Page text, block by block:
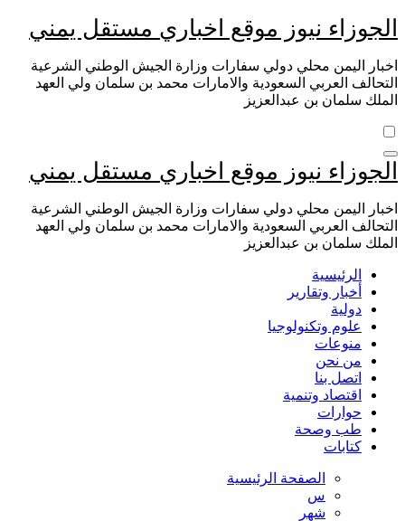
التجاوز
إلى
المحتوى
الجوزاء نيوز موقع اخباري مستقل يمني
اخبار اليمن محلي دولي سفارات وزارة الجيش الوطني الشرعية
التحالف العربي السعودية والامارات محمد بن سلمان ولي العهد
الملك سلمان بن عبدالعزيز
الجوزاء نيوز موقع اخباري مستقل يمني
اخبار اليمن محلي دولي سفارات وزارة الجيش الوطني الشرعية
التحالف العربي السعودية والامارات محمد بن سلمان ولي العهد
الملك سلمان بن عبدالعزيز
الرئيسية
أخبار وتقارير
دولية
علوم وتكنولوجيا
منوعات
من نحن
اتصل بنا
اقتصاد وتنمية
حوارات
طب وصحة
كتابات
الصفحة الرئيسية
س
شهر